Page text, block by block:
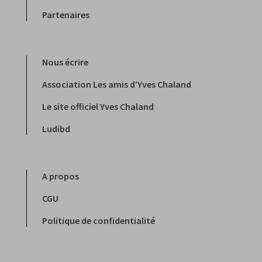
Partenaires
Nous écrire
Association Les amis d’Yves Chaland
Le site officiel Yves Chaland
Ludibd
A propos
CGU
Politique de confidentialité